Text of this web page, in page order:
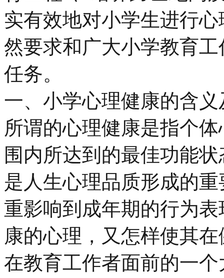
实有效地对小学生进行
然要求和广大小学教育
任务。
一、小学心理健康的含
所谓的心理健康是指个
围内所达到的最佳功能
是人生心理品质形成的
重影响到成年期的行为
康的心理，又怎样使其
在教育工作者面前的一